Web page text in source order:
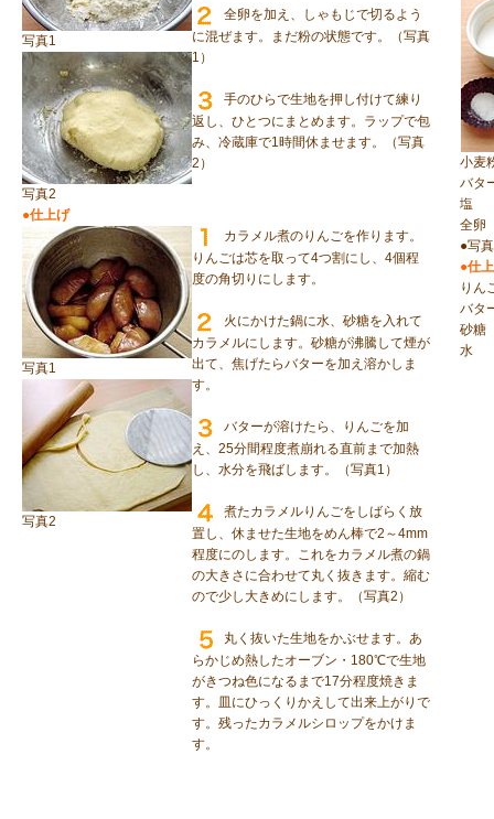
写真1
写真2
全卵を加え、しゃもじで切るよう
に混ぜます。まだ粉の状態です。（写真
1）
手のひらで生地を押し付けて練り
返し、ひとつにまとめます。ラップで包
み、冷蔵庫で1時間休ませます。（写真
2）
●仕上げ
写真1
写真2
カラメル煮のりんごを作ります。
りんごは芯を取って4つ割にし、4個程
度の角切りにします。
火にかけた鍋に水、砂糖を入れて
カラメルにします。砂糖が沸騰して煙が
出て、焦げたらバターを加え溶かしま
す。
バターが溶けたら、りんごを加
え、25分間程度煮崩れる直前まで加熱
し、水分を飛ばします。（写真1）
煮たカラメルりんごをしばらく放
置し、休ませた生地をめん棒で2～4mm
程度にのします。これをカラメル煮の鍋
の大きさに合わせて丸く抜きます。縮む
ので少し大きめにします。（写真2）
丸く抜いた生地をかぶせます。あ
らかじめ熱したオーブン・180℃で生地
がきつね色になるまで17分程度焼きま
す。皿にひっくりかえして出来上がりで
す。残ったカラメルシロップをかけま
す。
小麦
バタ
塩
全卵
●写
●仕
りん
バタ
砂糖
水